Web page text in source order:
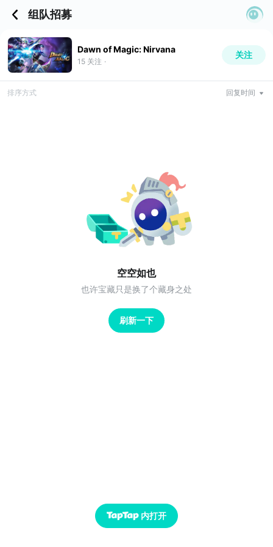
组队招募
Dawn of Magic: Nirvana
15 关注 ·
关注
排序方式 回复时间
空空如也
也许宝藏只是换了个藏身之处
刷新一下
内打开